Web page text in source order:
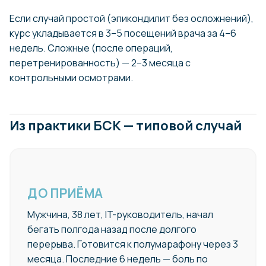
Если случай простой (эпикондилит без осложнений),
курс укладывается в 3–5 посещений врача за 4–6
недель. Сложные (после операций,
перетренированность) — 2–3 месяца с
контрольными осмотрами.
Из практики БСК — типовой случай
ДО ПРИЁМА
Мужчина, 38 лет, IT-руководитель, начал
бегать полгода назад после долгого
перерыва. Готовится к полумарафону через 3
месяца. Последние 6 недель — боль по